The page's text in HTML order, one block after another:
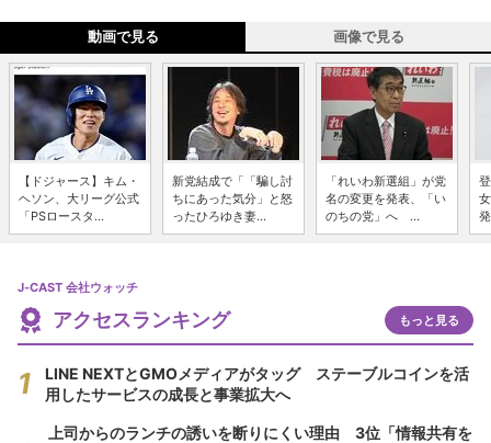
動画で見る 画像で見る
【ドジャース】キム・
ヘソン、大リーグ公式
「PSロースタ...
新党結成で「「騙し討
ちにあった気分」と怒
ったひろゆき妻...
「れいわ新選組」が党
名の変更を発表、「い
のちの党」へ ...
J-CAST 会社ウォッチ
アクセスランキング もっと見る
LINE NEXTとGMOメディアがタッグ ステーブルコインを活
用したサービスの成長と事業拡大へ
上司からのランチの誘いを断りにくい理由 3位「情報共有を